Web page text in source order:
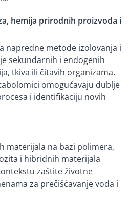
hemija prirodnih proizvoda i
napredne metode izolovanja i
sekundarnih i endogenih
tkiva ili čitavih organizama.
omogućavaju dublje
i identifikaciju novih
materijala na bazi polimera,
i hibridnih materijala
zaštite životne
za prečišćavanje voda i